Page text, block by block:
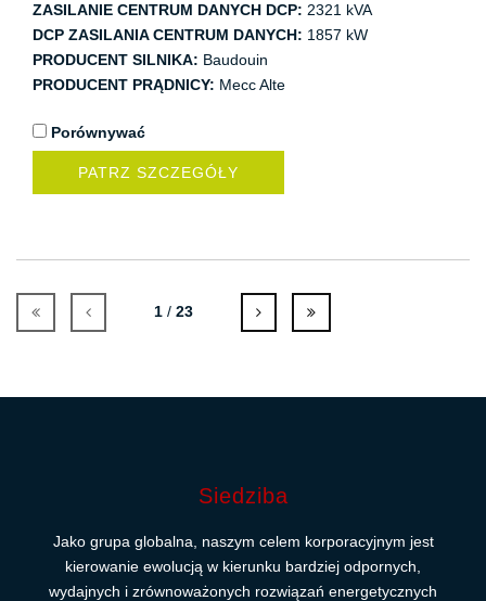
ZASILANIE CENTRUM DANYCH DCP: 2321 kVA
DCP ZASILANIA CENTRUM DANYCH: 1857 kW
PRODUCENT SILNIKA: Baudouin
PRODUCENT PRĄDNICY: Mecc Alte
Porównywać
PATRZ SZCZEGÓŁY
1 / 23
Siedziba
Jako grupa globalna, naszym celem korporacyjnym jest
kierowanie ewolucją w kierunku bardziej odpornych,
wydajnych i zrównoważonych rozwiązań energetycznych